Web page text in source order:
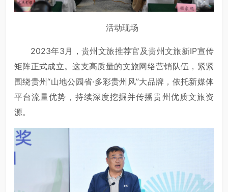
活动现场
2023年3月，贵州文旅推荐官及贵州文旅新IP宣传
矩阵正式成立。这支高质量的文旅网络营销队伍，紧紧
围绕贵州“山地公园省·多彩贵州风”大品牌，依托新媒体
平台流量优势，持续深度挖掘并传播贵州优质文旅资
源。